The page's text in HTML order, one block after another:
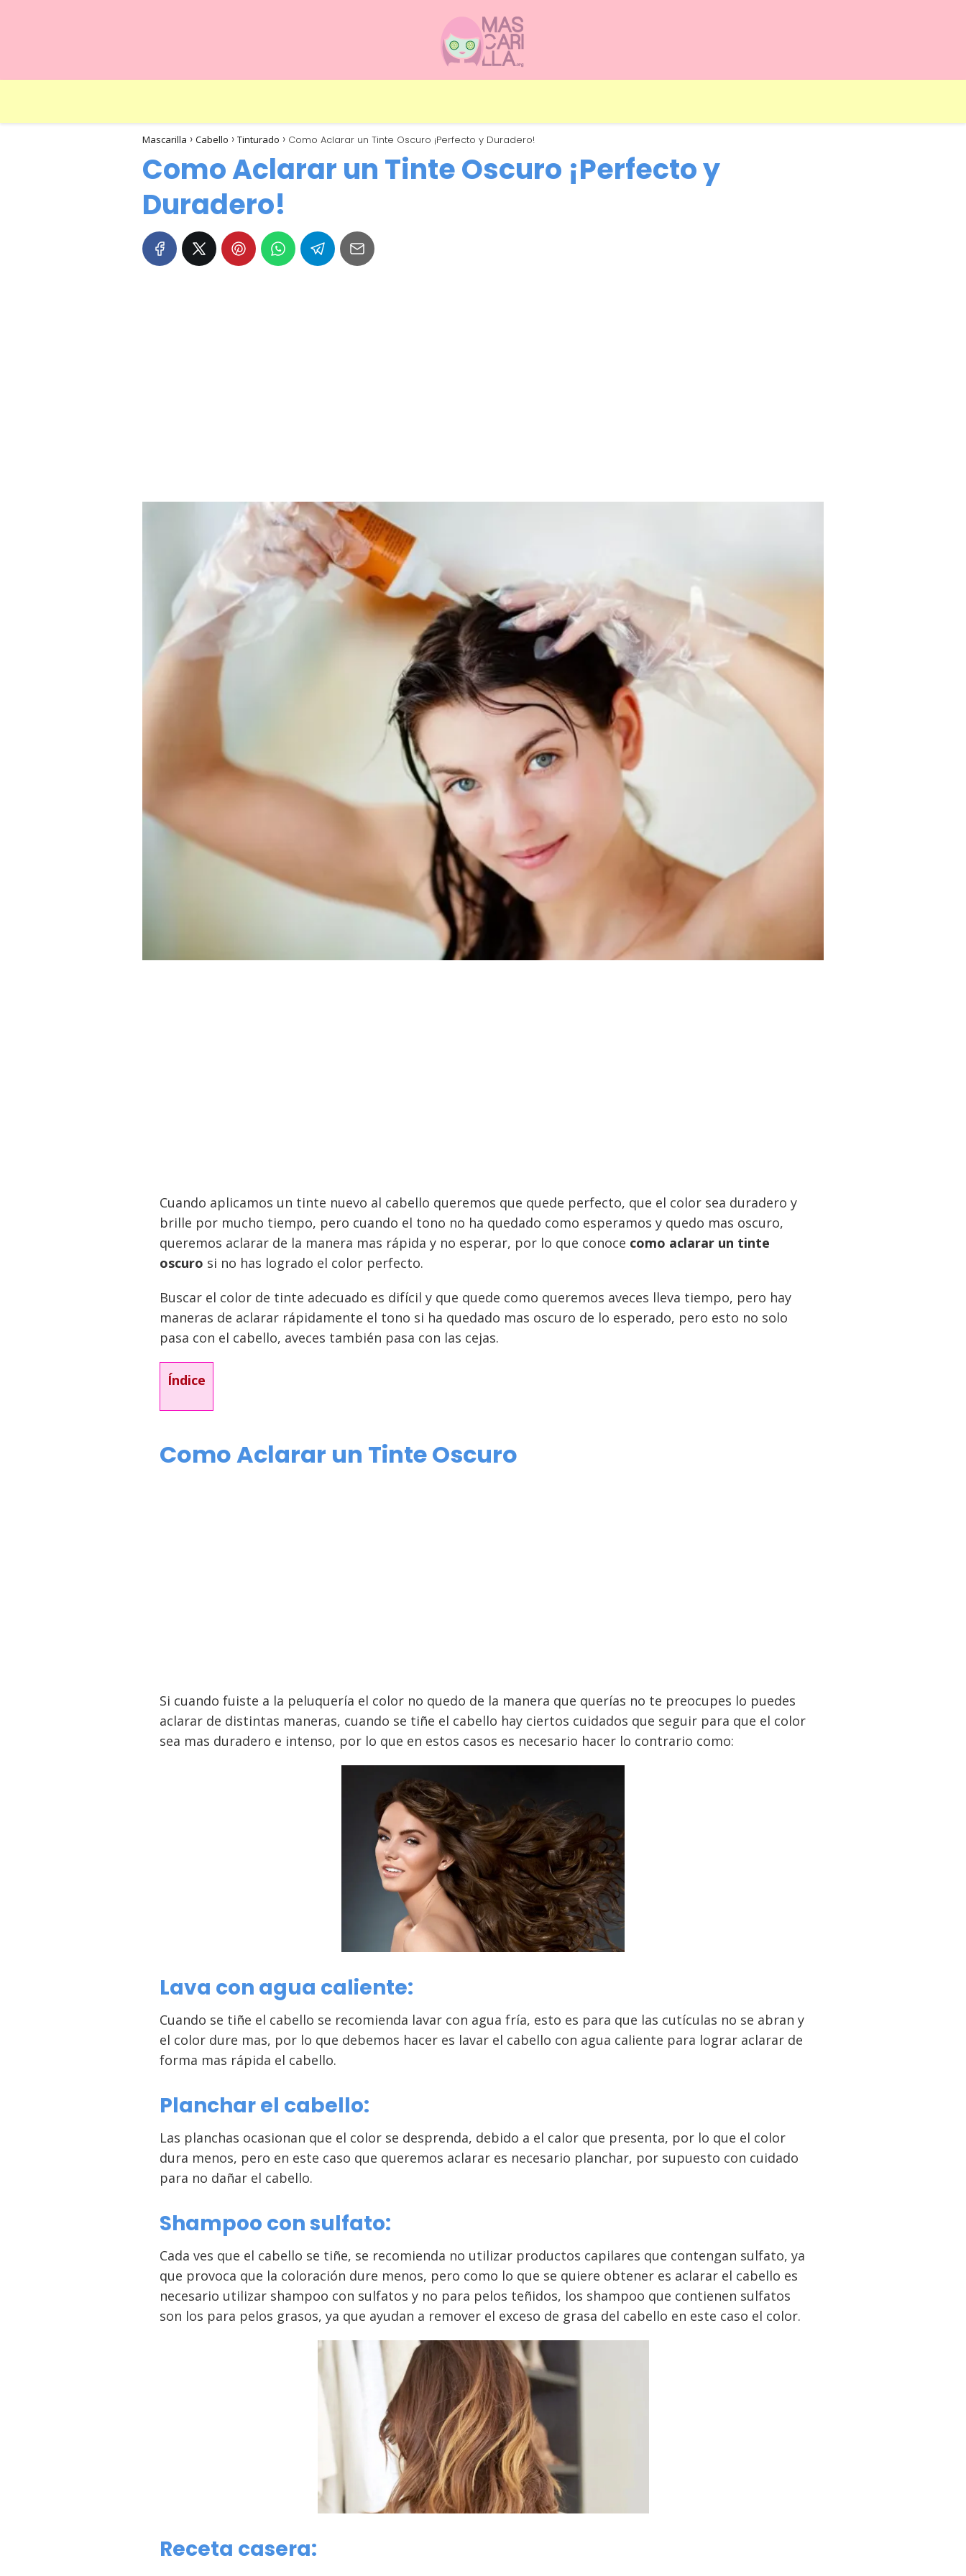
Mascarilla Cabello Tinturado Como Aclarar un Tinte Oscuro ¡Perfecto y Duradero!
Como Aclarar un Tinte Oscuro ¡Perfecto y
Duradero!
Cuando aplicamos un tinte nuevo al cabello queremos que quede perfecto, que el color sea duradero y
brille por mucho tiempo, pero cuando el tono no ha quedado como esperamos y quedo mas oscuro,
queremos aclarar de la manera mas rápida y no esperar, por lo que conoce como aclarar un tinte
oscuro si no has logrado el color perfecto.
Buscar el color de tinte adecuado es difícil y que quede como queremos aveces lleva tiempo, pero hay
maneras de aclarar rápidamente el tono si ha quedado mas oscuro de lo esperado, pero esto no solo
pasa con el cabello, aveces también pasa con las cejas.
Índice
Como Aclarar un Tinte Oscuro
Si cuando fuiste a la peluquería el color no quedo de la manera que querías no te preocupes lo puedes
aclarar de distintas maneras, cuando se tiñe el cabello hay ciertos cuidados que seguir para que el color
sea mas duradero e intenso, por lo que en estos casos es necesario hacer lo contrario como:
Lava con agua caliente:
Cuando se tiñe el cabello se recomienda lavar con agua fría, esto es para que las cutículas no se abran y
el color dure mas, por lo que debemos hacer es lavar el cabello con agua caliente para lograr aclarar de
forma mas rápida el cabello.
Planchar el cabello:
Las planchas ocasionan que el color se desprenda, debido a el calor que presenta, por lo que el color
dura menos, pero en este caso que queremos aclarar es necesario planchar, por supuesto con cuidado
para no dañar el cabello.
Shampoo con sulfato:
Cada ves que el cabello se tiñe, se recomienda no utilizar productos capilares que contengan sulfato, ya
que provoca que la coloración dure menos, pero como lo que se quiere obtener es aclarar el cabello es
necesario utilizar shampoo con sulfatos y no para pelos teñidos, los shampoo que contienen sulfatos
son los para pelos grasos, ya que ayudan a remover el exceso de grasa del cabello en este caso el color.
Receta casera: